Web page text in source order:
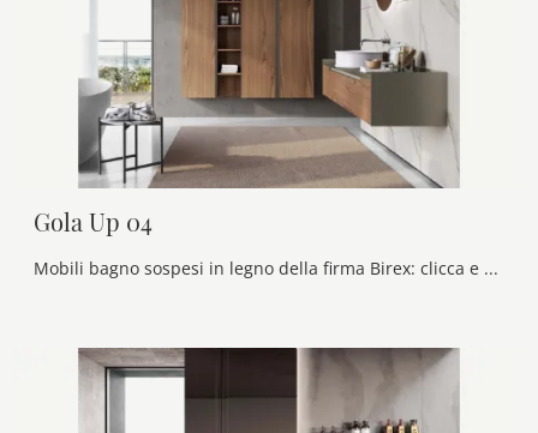
Gola Up 04
Mobili bagno sospesi in legno della firma Birex: clicca e scopri l'arredo bagno moderno Gola Up 04 per il tuo bagno.